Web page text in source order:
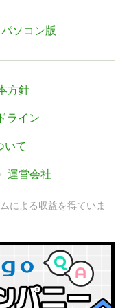
パソコン版
方針
ライン
いて
運営会社
による収益を得ていま